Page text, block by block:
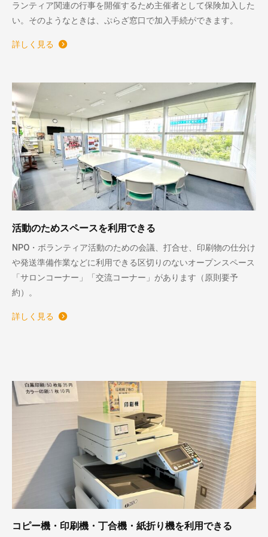
ランティア関連の行事を開催するため主催者として保険加入した
い。そのようなときは、ぷらざ窓口で加入手続ができます。
詳しく見る
活動のためスペースを利用できる
NPO・ボランティア活動のための会議、打合せ、印刷物の仕分け
や発送準備作業などに利用できる区切りのないオープンスペース
「サロンコーナー」「交流コーナー」があります（原則要予
約）。
詳しく見る
コピー機・印刷機・丁合機・紙折り機を利用できる